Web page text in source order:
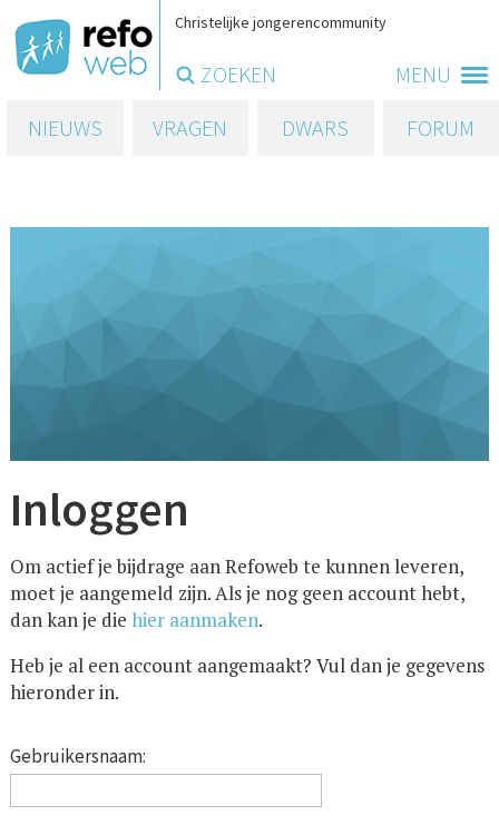
MENU
Christelijke jongerencommunity
ZOEKEN
NIEUWS
VRAGEN DWARS FORUM
Inloggen
Om actief je bijdrage aan Refoweb te kunnen leveren,
moet je aangemeld zijn. Als je nog geen account hebt,
dan kan je die hier aanmaken.
Heb je al een account aangemaakt? Vul dan je gegevens
hieronder in.
Gebruikersnaam: